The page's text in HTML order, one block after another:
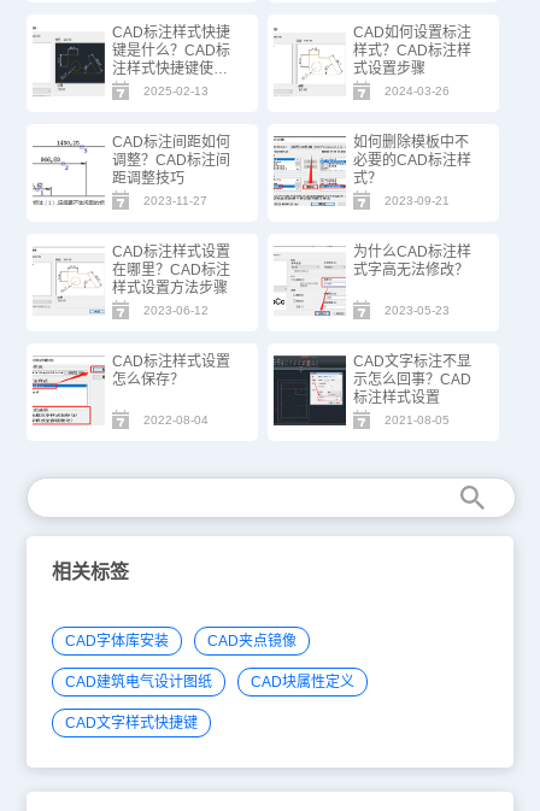
CAD标注样式快捷
键是什么？CAD标
注样式快捷键使用
方法
2025-02-13
CAD如何设置标注
样式？CAD标注样
式设置步骤
2024-03-26
CAD标注间距如何
调整？CAD标注间
距调整技巧
2023-11-27
如何删除模板中不
必要的CAD标注样
式？
2023-09-21
CAD标注样式设置
在哪里？CAD标注
样式设置方法步骤
2023-06-12
为什么CAD标注样
式字高无法修改？
2023-05-23
CAD标注样式设置
怎么保存？
2022-08-04
CAD文字标注不显
示怎么回事？CAD
标注样式设置
2021-08-05
相关标签
CAD字体库安装 CAD夹点镜像
CAD建筑电气设计图纸 CAD块属性定义
CAD文字样式快捷键